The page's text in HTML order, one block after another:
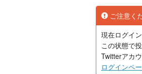
ご注意く
現在ログイ
この状態で
Twitterアカ
ログインペ